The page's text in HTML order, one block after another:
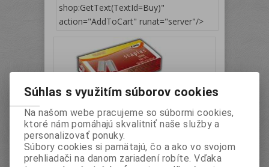
shop:GetText(TextId=Buy)"
action="AddToCart" runat="server"/>
Spony zošívacie No.10 (1000ks) mini
Súhlas s využitím súborov cookies
Na našom webe pracujeme so súbormi cookies,
ktoré nám pomáhajú skvalitniť naše služby a
personalizovať ponuky.
Súbory cookies si pamätajú, čo a ako vo svojom
prehliadači na danom zariadení robíte. Vďaka